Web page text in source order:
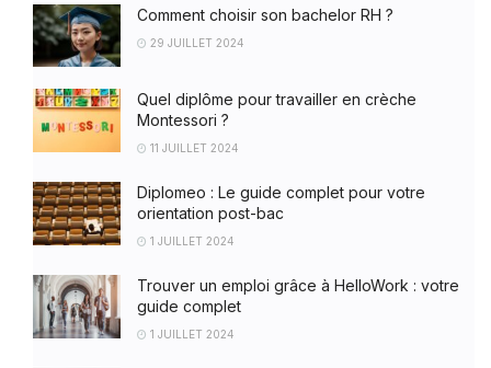
Comment choisir son bachelor RH ?
29 JUILLET 2024
Quel diplôme pour travailler en crèche
Montessori ?
11 JUILLET 2024
Diplomeo : Le guide complet pour votre
orientation post-bac
1 JUILLET 2024
Trouver un emploi grâce à HelloWork : votre
guide complet
1 JUILLET 2024